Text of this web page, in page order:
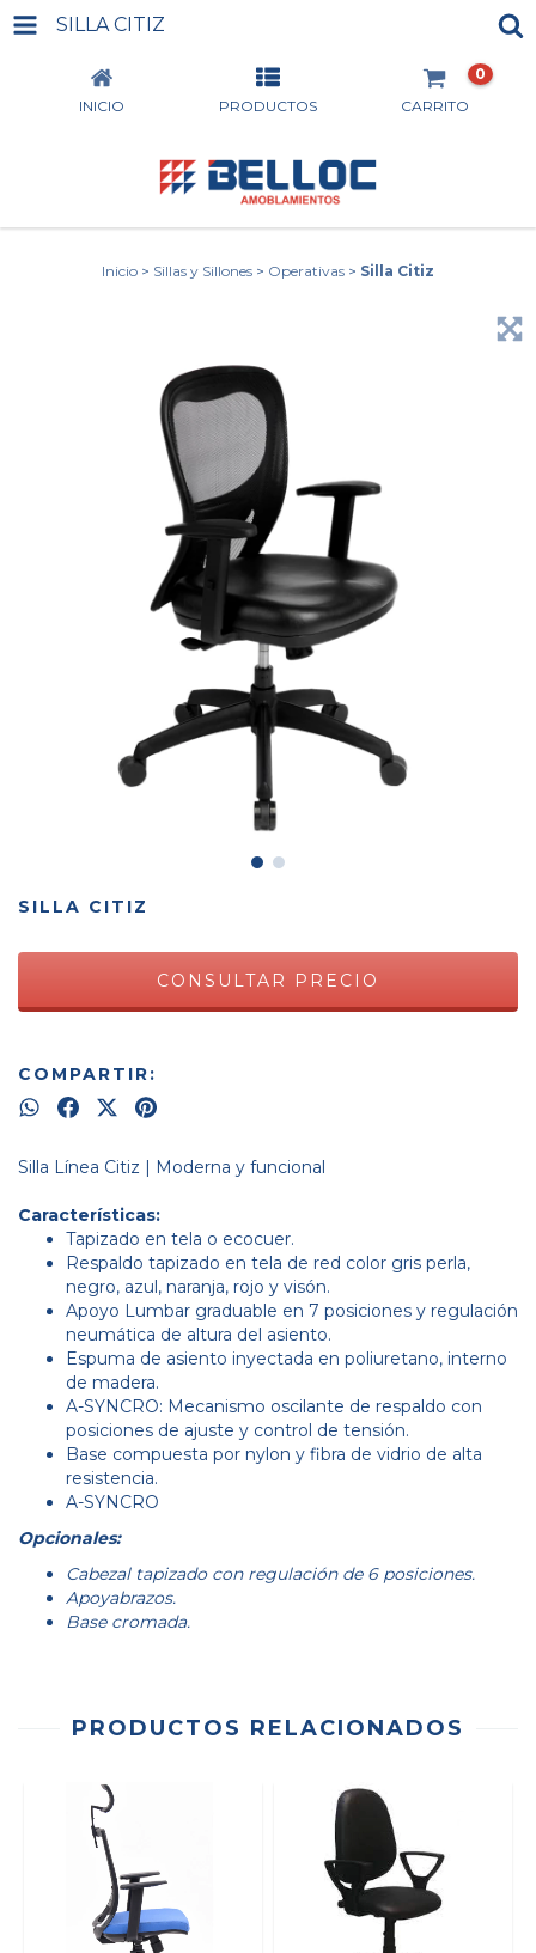
SILLA CITIZ
INICIO PRODUCTOS CARRITO
0
Inicio > Sillas y Sillones > Operativas > Silla Citiz
SILLA CITIZ
COMPARTIR:
Silla Línea Citiz | Moderna y funcional
Características:
Tapizado en tela o ecocuer.
Respaldo tapizado en tela de red color gris perla,
negro, azul, naranja, rojo y visón.
Apoyo Lumbar graduable en 7 posiciones y regulación
neumática de altura del asiento.
Espuma de asiento inyectada en poliuretano, interno
de madera.
A-SYNCRO: Mecanismo oscilante de respaldo con
posiciones de ajuste y control de tensión.
Base compuesta por nylon y fibra de vidrio de alta
resistencia.
A-SYNCRO
Opcionales:
Cabezal tapizado con regulación de 6 posiciones.
Apoyabrazos.
Base cromada.
PRODUCTOS RELACIONADOS